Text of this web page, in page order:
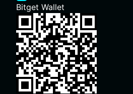
Bitget Wallet